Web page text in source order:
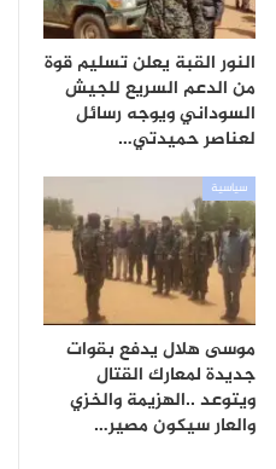
النور القبة يعلن تسليم قوة
من الدعم السريع للجيش
السوداني ويوجه رسائل
لعناصر حميدتي…
سياسية
موسى هلال يدفع بقوات
جديدة لمعارك القتال
ويتوعد ..الهزيمة والخزي
والعار سيكون مصير…